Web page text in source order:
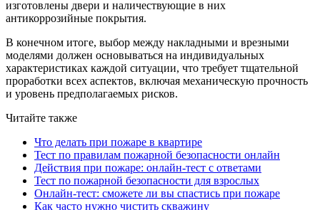
изготовлены двери и наличествующие в них
антикоррозийные покрытия.
В конечном итоге, выбор между накладными и врезными
моделями должен основываться на индивидуальных
характеристиках каждой ситуации, что требует тщательной
проработки всех аспектов, включая механическую прочность
и уровень предполагаемых рисков.
Читайте также
Что делать при пожаре в квартире
Тест по правилам пожарной безопасности онлайн
Действия при пожаре: онлайн-тест с ответами
Тест по пожарной безопасности для взрослых
Онлайн-тест: сможете ли вы спастись при пожаре
Как часто нужно чистить скважину